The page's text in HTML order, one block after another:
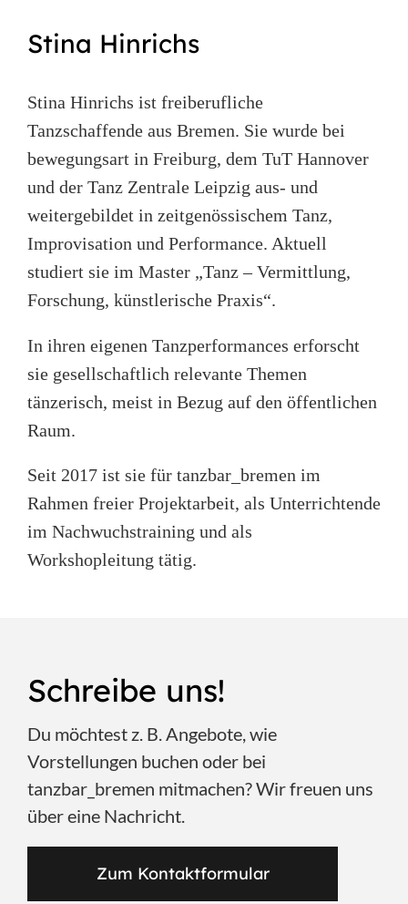
Stina Hinrichs
Stina Hinrichs ist freiberufliche
Tanzschaffende aus Bremen. Sie wurde bei
bewegungsart in Freiburg, dem TuT Hannover
und der Tanz Zentrale Leipzig aus- und
weitergebildet in zeitgenössischem Tanz,
Improvisation und Performance. Aktuell
studiert sie im Master „Tanz – Vermittlung,
Forschung, künstlerische Praxis“.
In ihren eigenen Tanzperformances erforscht
sie gesellschaftlich relevante Themen
tänzerisch, meist in Bezug auf den öffentlichen
Raum.
Seit 2017 ist sie für tanzbar_bremen im
Rahmen freier Projektarbeit, als Unterrichtende
im Nachwuchstraining und als
Workshopleitung tätig.
Schreibe uns!
Du möchtest z. B. Angebote, wie
Vorstellungen buchen oder bei
tanzbar_bremen mitmachen? Wir freuen uns
über eine Nachricht.
Zum Kontaktformular